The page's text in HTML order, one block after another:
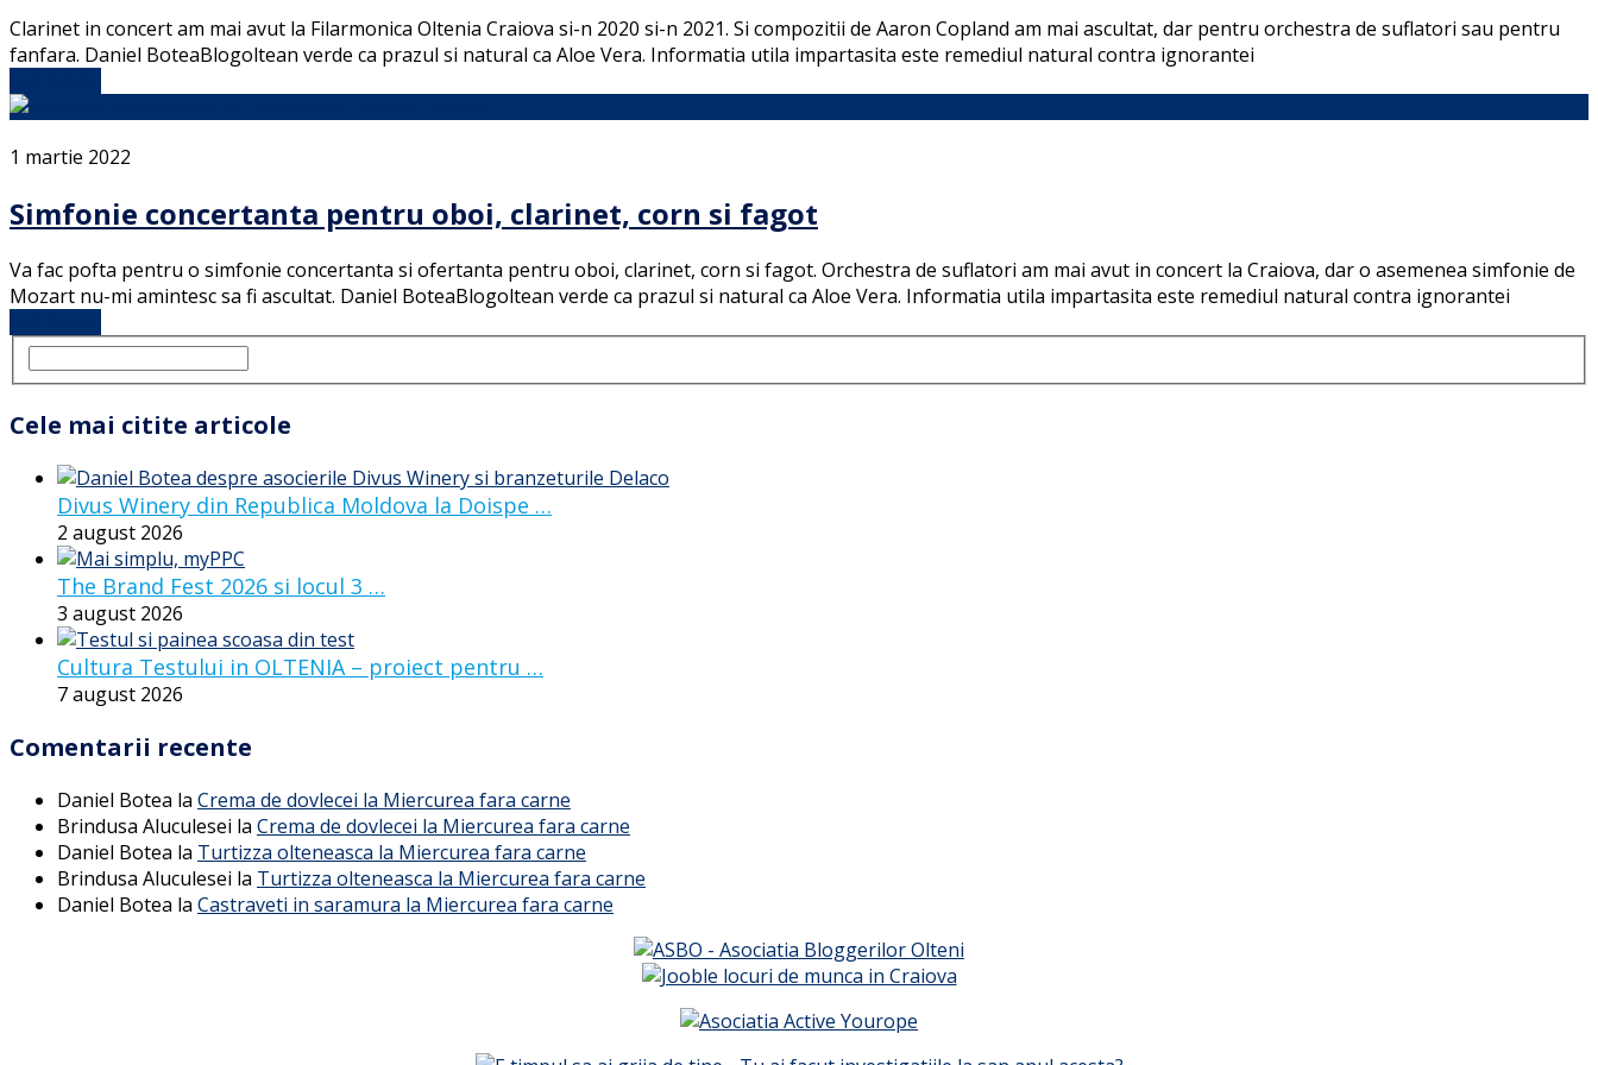
Clarinet in concert am mai avut la Filarmonica Oltenia Craiova si-n 2020 si-n 2021. Si compozitii de Aaron Copland am mai ascultat, dar pentru orchestra de suflatori sau pentru
fanfara. Daniel BoteaBlogoltean verde ca prazul si natural ca Aloe Vera. Informatia utila impartasita este remediul natural contra ignorantei
1 martie 2022
Simfonie concertanta pentru oboi, clarinet, corn si fagot
Va fac pofta pentru o simfonie concertanta si ofertanta pentru oboi, clarinet, corn si fagot. Orchestra de suflatori am mai avut in concert la Craiova, dar o asemenea simfonie de
Mozart nu-mi amintesc sa fi ascultat. Daniel BoteaBlogoltean verde ca prazul si natural ca Aloe Vera. Informatia utila impartasita este remediul natural contra ignorantei
Cele mai citite articole
Divus Winery din Republica Moldova la Doispe …
2 august 2026
The Brand Fest 2026 si locul 3 …
3 august 2026
Cultura Testului in OLTENIA – proiect pentru …
7 august 2026
Comentarii recente
Daniel Botea la Crema de dovlecei la Miercurea fara carne
Brindusa Aluculesei la Crema de dovlecei la Miercurea fara carne
Daniel Botea la Turtizza olteneasca la Miercurea fara carne
Brindusa Aluculesei la Turtizza olteneasca la Miercurea fara carne
Daniel Botea la Castraveti in saramura la Miercurea fara carne